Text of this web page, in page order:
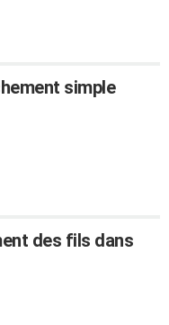
simple
des fils dans